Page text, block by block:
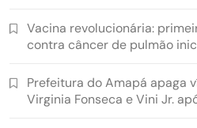
Vacina revolucionária:
contra câncer de pulmão
Prefeitura do Amapá apaga
Virginia Fonseca e Vini Jr.